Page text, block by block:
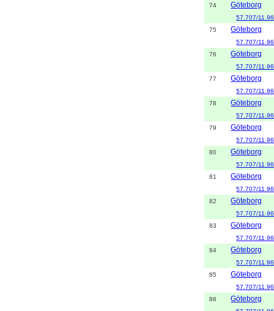
74
Göteborg
57.707/
75
Göteborg
57.707/
76
Göteborg
57.707/
77
Göteborg
57.707/
78
Göteborg
57.707/
79
Göteborg
57.707/
80
Göteborg
57.707/
81
Göteborg
57.707/
82
Göteborg
57.707/
83
Göteborg
57.707/
84
Göteborg
57.707/
85
Göteborg
57.707/
86
Göteborg